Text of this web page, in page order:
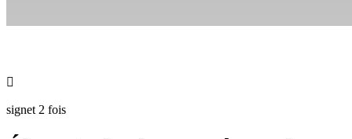

signet 2 fois